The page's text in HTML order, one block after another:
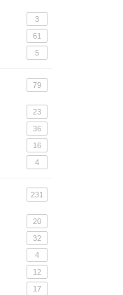
3
61
5
79
23
36
16
4
231
20
32
4
12
17